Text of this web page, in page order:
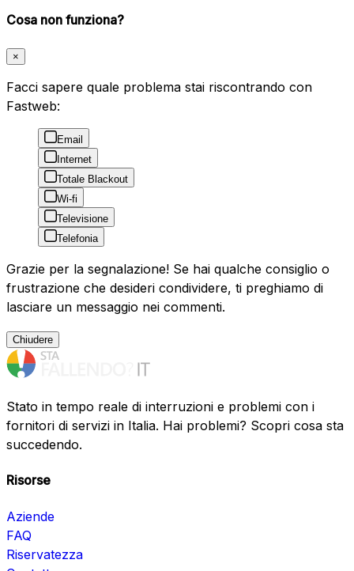
Cosa non funziona?
×
Facci sapere quale problema stai riscontrando con
Fastweb:
Email
Internet
Totale Blackout
Wi-fi
Televisione
Telefonia
Grazie per la segnalazione! Se hai qualche consiglio o
frustrazione che desideri condividere, ti preghiamo di
lasciare un messaggio nei commenti.
Chiudere
Stato in tempo reale di interruzioni e problemi con i
fornitori di servizi in Italia. Hai problemi? Scopri cosa sta
succedendo.
Risorse
Aziende
FAQ
Riservatezza